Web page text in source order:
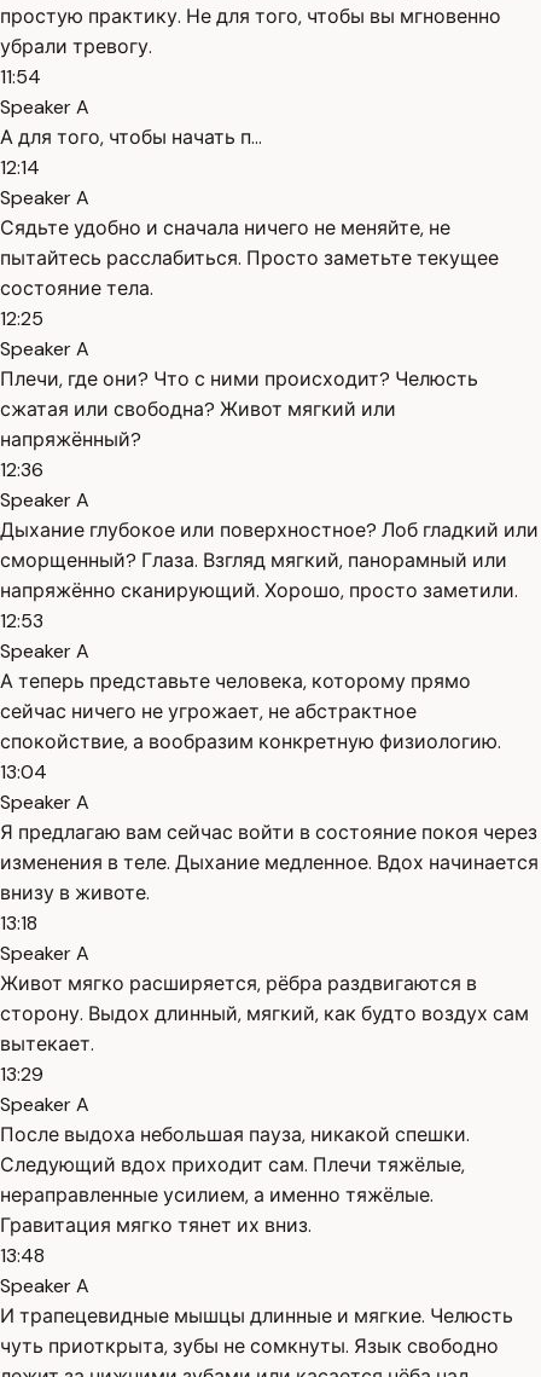
простую практику. Не для того, чтобы вы мгновенно
убрали тревогу.
11:54
Speaker A
А для того, чтобы начать п...
12:14
Speaker A
Сядьте удобно и сначала ничего не меняйте, не
пытайтесь расслабиться. Просто заметьте текущее
состояние тела.
12:25
Speaker A
Плечи, где они? Что с ними происходит? Челюсть
сжатая или свободна? Живот мягкий или
напряжённый?
12:36
Speaker A
Дыхание глубокое или поверхностное? Лоб гладкий или
сморщенный? Глаза. Взгляд мягкий, панорамный или
напряжённо сканирующий. Хорошо, просто заметили.
12:53
Speaker A
А теперь представьте человека, которому прямо
сейчас ничего не угрожает, не абстрактное
спокойствие, а вообразим конкретную физиологию.
13:04
Speaker A
Я предлагаю вам сейчас войти в состояние покоя через
изменения в теле. Дыхание медленное. Вдох начинается
внизу в животе.
13:18
Speaker A
Живот мягко расширяется, рёбра раздвигаются в
сторону. Выдох длинный, мягкий, как будто воздух сам
вытекает.
13:29
Speaker A
После выдоха небольшая пауза, никакой спешки.
Следующий вдох приходит сам. Плечи тяжёлые,
нераправленные усилием, а именно тяжёлые.
Гравитация мягко тянет их вниз.
13:48
Speaker A
И трапецевидные мышцы длинные и мягкие. Челюсть
чуть приоткрыта, зубы не сомкнуты. Язык свободно